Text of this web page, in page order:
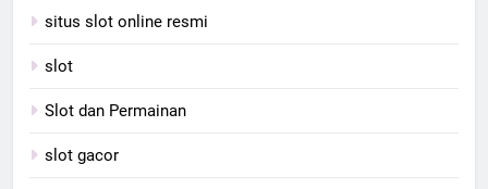
situs slot online resmi
slot
Slot dan Permainan
slot gacor